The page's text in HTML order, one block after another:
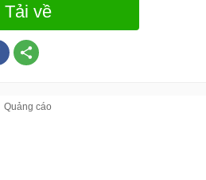
Tải về